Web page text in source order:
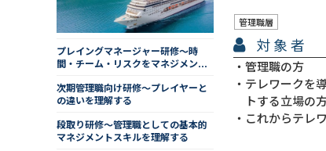
対象者
管理職層
管理職の方
テレワークを
トする立場の
これからテレ
プレイングマネージャー研修～時
間・チーム・リスクをマネジメント
次期管理職向け研修～プレイヤーと
の違いを理解する
段取り研修～管理職としての基本的
マネジメントスキルを理解する